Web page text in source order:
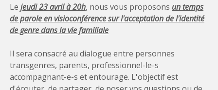
Le jeudi 23 avrilà 20h, nous vous proposons un temps
de parole en visioconférencesur l'acceptation de l'identité
de genre dans la vie familiale
Il sera consacré au dialogue entre personnes
transgenres, parents, professionnel-le-s
accompagnant-e-s et entourage. L'objectif est